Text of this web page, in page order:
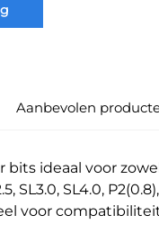
Aanbevolen
bits ideaal voor
SL4.0, P2(0.8),
voor